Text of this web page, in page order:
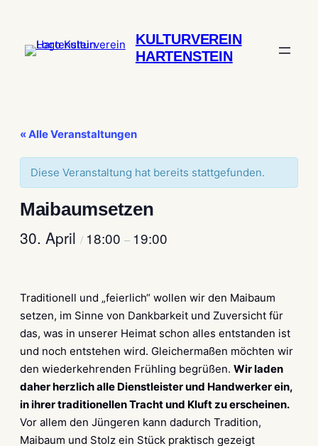
KULTURVEREIN
HARTENSTEIN
« Alle Veranstaltungen
Diese Veranstaltung hat bereits stattgefunden.
Maibaumsetzen
30. April / 18:00 – 19:00
Traditionell und „feierlich“ wollen wir den Maibaum
setzen, im Sinne von Dankbarkeit und Zuversicht für
das, was in unserer Heimat schon alles entstanden ist
und noch entstehen wird. Gleichermaßen möchten wir
den wiederkehrenden Frühling begrüßen. Wir laden
daher herzlich alle Dienstleister und Handwerker ein,
in ihrer traditionellen Tracht und Kluft zu erscheinen.
Vor allem den Jüngeren kann dadurch Tradition,
Maibaum und Stolz ein Stück praktisch gezeigt